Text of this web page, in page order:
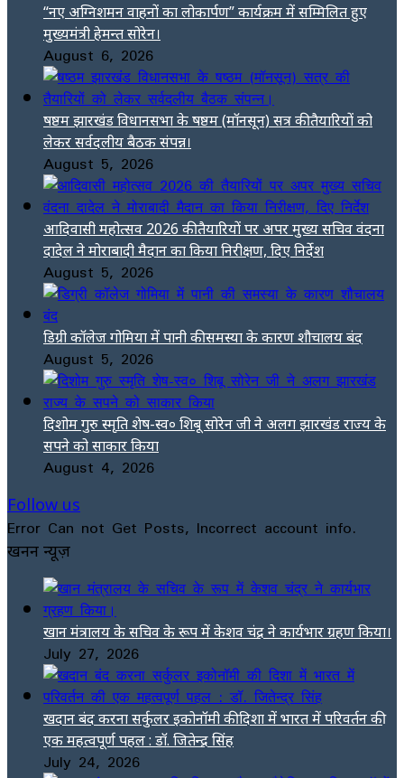
“नए अग्निशमन वाहनों का लोकार्पण” कार्यक्रम में सम्मिलित हुए
मुख्यमंत्री हेमन्त सोरेन।
August 6, 2026
षष्ठम झारखंड विधानसभा के षष्ठम (मॉनसून) सत्र की तैयारियों को
लेकर सर्वदलीय बैठक संपन्न।
August 5, 2026
आदिवासी महोत्सव 2026 की तैयारियों पर अपर मुख्य सचिव वंदना
दादेल ने मोराबादी मैदान का किया निरीक्षण, दिए निर्देश
August 5, 2026
डिग्री कॉलेज गोमिया में पानी की समस्या के कारण शौचालय बंद
August 5, 2026
दिशोम गुरु स्मृति शेष-स्व० शिबू सोरेन जी ने अलग झारखंड राज्य के
सपने को साकार किया
August 4, 2026
Follow us
Error Can not Get Posts, Incorrect account info.
खनन न्यूज़
खान मंत्रालय के सचिव के रूप में केशव चंद्र ने कार्यभार ग्रहण किया।
July 27, 2026
खदान बंद करना सर्कुलर इकोनॉमी की दिशा में भारत में परिवर्तन की
एक महत्वपूर्ण पहल : डॉ. जितेन्द्र सिंह
July 24, 2026